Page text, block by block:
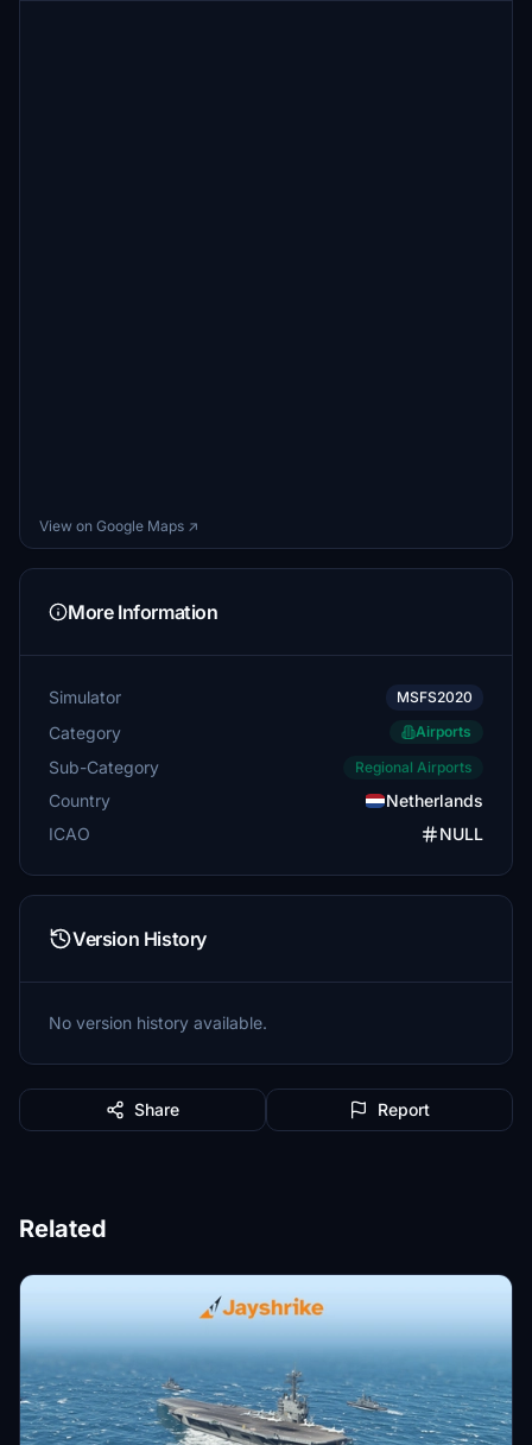
View on Google Maps ↗
More Information
Simulator MSFS2020
Category Airports
Sub-Category Regional Airports
Country
Netherlands
ICAO
NULL
Version History
No version history available.
Share Report
Related